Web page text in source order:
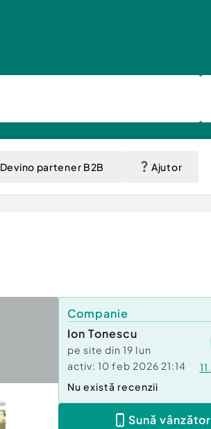
Devino partener B2B Ajutor
Companie
Ion Tonescu
pe site din 19 Iun
activ: 10 feb 2026 21:14 11
Nu există recenzii
Sună